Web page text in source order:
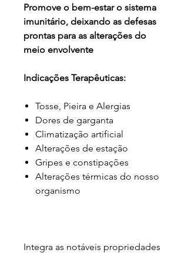
Promove o bem-estar o sistema
imunitário, deixando as defesas
prontas para as alterações do
meio envolvente
Indicações Terapêuticas:
Tosse, Pieira e Alergias
Dores de garganta
Climatização artificial
Alterações de estação
Gripes e constipações
Alterações térmicas do nosso
organismo
Integra as notáveis propriedades